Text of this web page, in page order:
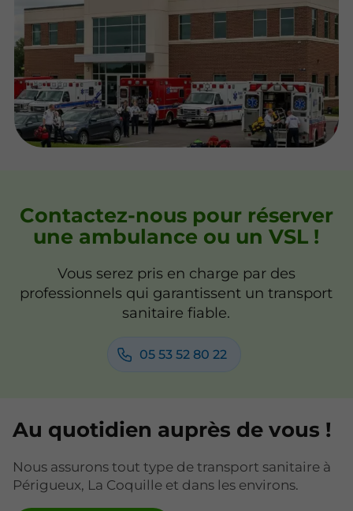
Contactez-nous pour réserver
une ambulance ou un VSL !
Vous serez pris en charge par des
professionnels qui garantissent un transport
sanitaire fiable.
05 53 52 80 22
Au quotidien auprès de vous !
Nous assurons tout type de transport sanitaire à
Périgueux, La Coquille et dans les environs.